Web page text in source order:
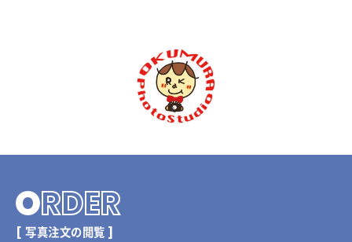
ORDER
[ 写真注文の閲覧 ]